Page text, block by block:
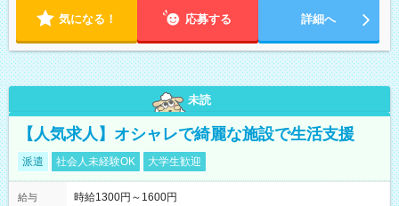
気になる！ 応募する 詳細へ
未読
【人気求人】オシャレで綺麗な施設で生活支援
派遣 社会人未経験OK 大学生歓迎
給与
時給1300円～1600円